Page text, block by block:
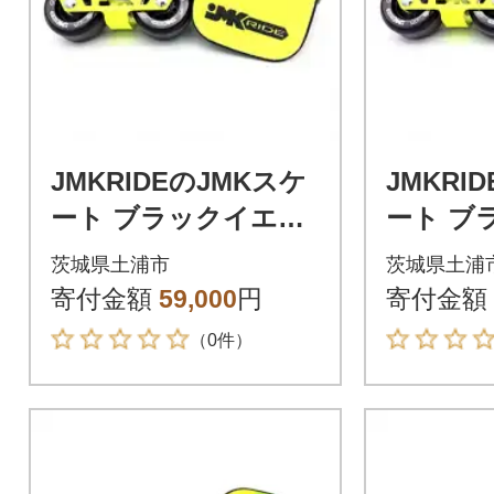
JMKRIDEのJMKスケ
ート ブラックイエロ
ー / ブラック YB.JMK
- フリースケート
茨城県土浦市
寄付金額 59,000円
（0件）
ート ブ
ー / ブ
o - フリ
茨城県土浦
寄付金額